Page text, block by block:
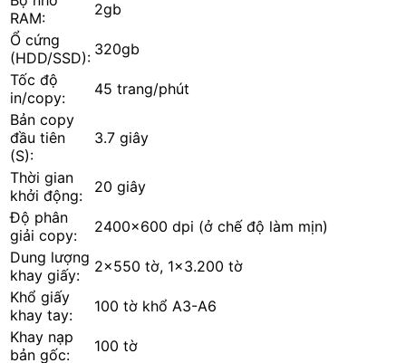
RAM:
2gb
Ổ cứng
(HDD/SSD): 320gb
Tốc độ
in/copy:
45 trang/phút
Bản copy
đầu tiên
(S):
3.7 giây
Thời gian
khởi động:
20 giây
Độ phân
giải copy:
2400x600 dpi (ở chế độ làm mịn)
Dung lượng
khay giấy:
2x550 tờ, 1x3.200 tờ
Khổ giấy
khay tay:
100 tờ khổ A3-A6
Khay nạp
bản gốc:
100 tờ